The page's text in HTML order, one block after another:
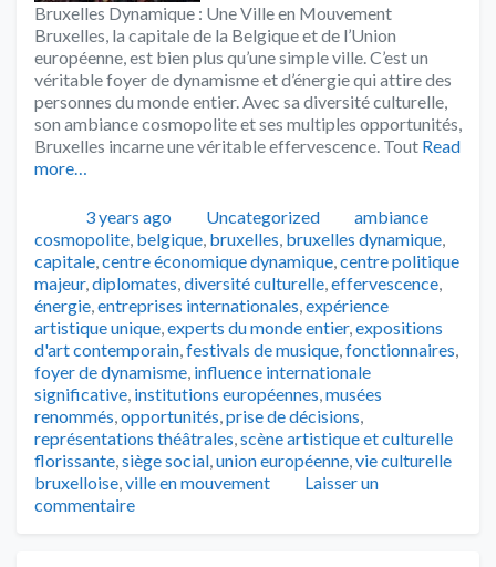
Bruxelles Dynamique : Une Ville en Mouvement
Bruxelles, la capitale de la Belgique et de l’Union
européenne, est bien plus qu’une simple ville. C’est un
véritable foyer de dynamisme et d’énergie qui attire des
personnes du monde entier. Avec sa diversité culturelle,
son ambiance cosmopolite et ses multiples opportunités,
Bruxelles incarne une véritable effervescence. Tout Read
more…
Publié3 years ago Catégories
Uncategorized Tags
ambiance
cosmopolite, belgique, bruxelles, bruxelles dynamique,
capitale,centre économique dynamique,centre politique
majeur,diplomates,diversité culturelle,effervescence,
énergie,entreprises internationales,expérience
artistique unique,experts du monde entier,expositions
d'art contemporain,festivals de musique,fonctionnaires,
foyer de dynamisme, influence internationale
significative, institutions européennes,musées
renommés,opportunités,prise de décisions,
représentations théâtrales,scène artistique et culturelle
florissante,siège social,union européenne,vie culturelle
bruxelloise,ville en mouvement
Laisser un
commentaire